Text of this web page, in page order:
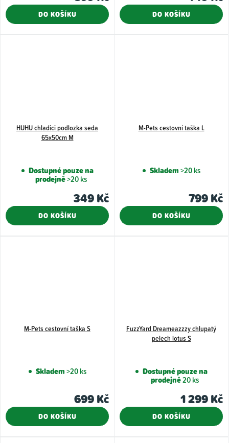
DO KOŠÍKU DO KOŠÍKU
HUHU chladici podlozka seda
65x50cm M
Dostupné pouze na
prodejně>20 ks
349 Kč
DO KOŠÍKU
M-Pets cestovní taška L
Skladem>20 ks
799 Kč
DO KOŠÍKU
M-Pets cestovní taška S
Skladem>20 ks
699 Kč
DO KOŠÍKU
FuzzYard Dreameazzzy chlupatý
pelech lotus S
Dostupné pouze na
prodejně20 ks
1 299 Kč
DO KOŠÍKU